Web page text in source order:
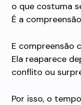
o que costuma
É a
E compreensão
Ela reaparece
conflito ou
Por isso, o